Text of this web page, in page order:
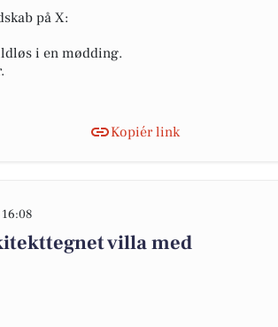
på X:
i en mødding.
Kopiér link
villa med